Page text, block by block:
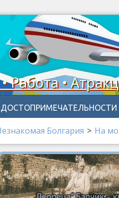
Работа •
ДОСТОПРИМЕЧАТЕЛЬНОСТИ
Болгария > На